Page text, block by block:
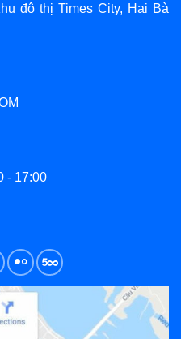
đô thị Times City, Hai Bà
- 17:00